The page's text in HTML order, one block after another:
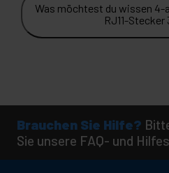
Was möchtest du wissen 4-
RJ11-Stecker
Brauchen Sie Hilfe?
Sie unsere FAQ- und